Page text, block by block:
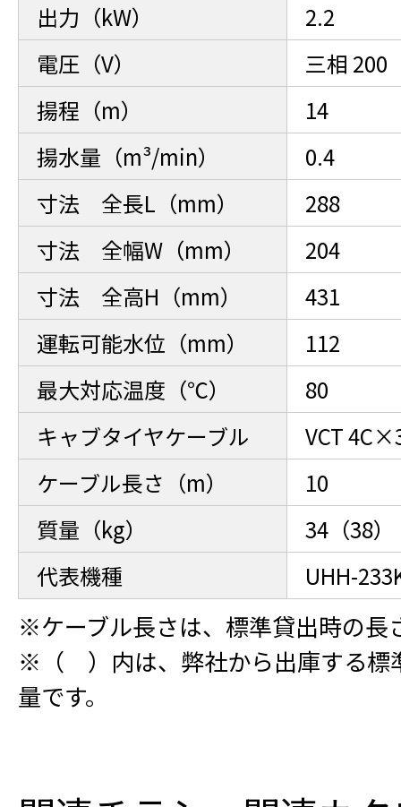
出力（kW）
2.2
電圧（V）
三相 200
揚程（m）
14
揚水量（m³/min）
0.4
寸法 全長L（mm）
288
寸法 全幅W（mm）
204
寸法 全高H（mm）
431
運転可能水位（mm）
112
最大対応温度（℃）
80
キャブタイヤケーブル
VCT
ケーブル長さ（m）
10
質量（kg）
34（38）
代表機種
UHH-
※ケーブル長さは、標準貸出時の長
※（ ）内は、弊社から出庫する標
量です。